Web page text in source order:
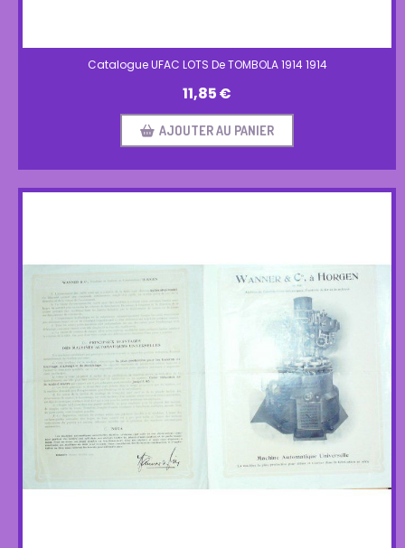
Catalogue UFAC LOTS De TOMBOLA 1914 1914
11,85€
AJOUTER AU PANIER